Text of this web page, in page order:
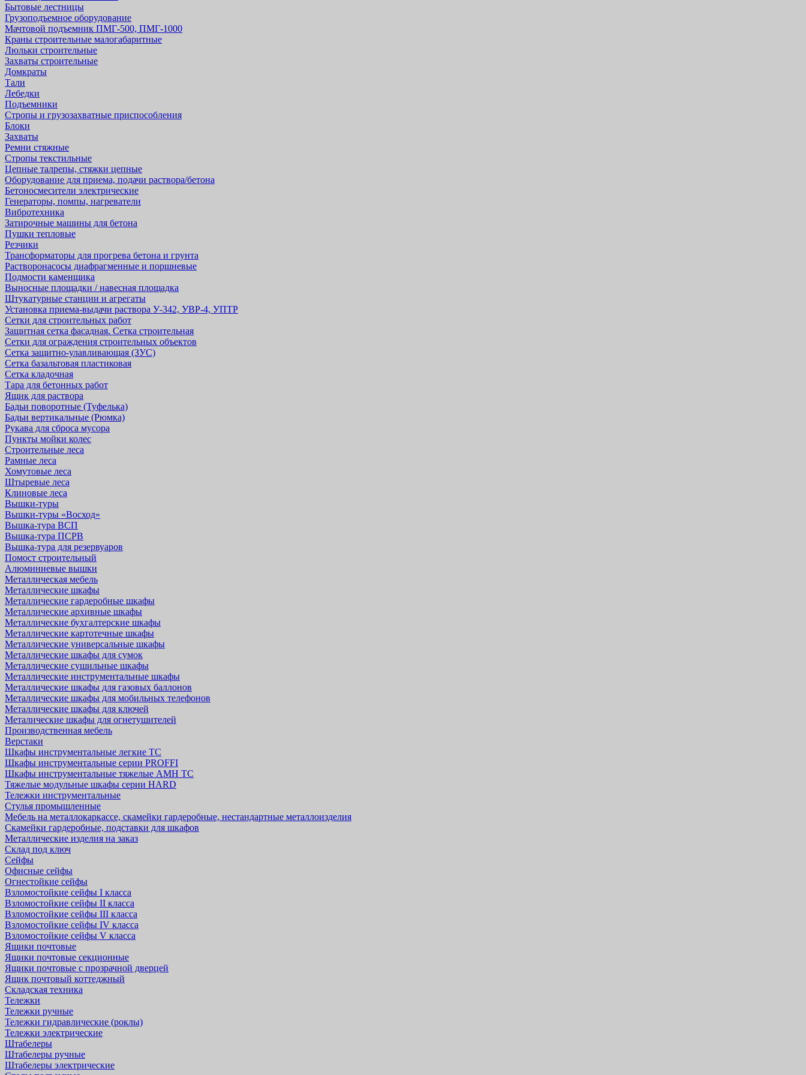
Бытовые лестницы
Грузоподъемное оборудование
Мачтовой подъемник ПМГ-500, ПМГ-1000
Краны строительные малогабаритные
Люльки строительные
Захваты строительные
Домкраты
Тали
Лебедки
Подъемники
Стропы и грузозахватные приспособления
Блоки
Захваты
Ремни стяжные
Стропы текстильные
Цепные талрепы, стяжки цепные
Оборудование для приема, подачи раствора/бетона
Бетоносмесители электрические
Генераторы, помпы, нагреватели
Вибротехника
Затирочные машины для бетона
Пушки тепловые
Резчики
Трансформаторы для прогрева бетона и грунта
Растворонасосы диафрагменные и поршневые
Подмости каменщика
Выносные площадки / навесная площадка
Штукатурные станции и агрегаты
Установка приема-выдачи раствора У-342, УВР-4, УПТР
Сетки для строительных работ
Защитная cетка фасадная. Сетка строительная
Сетки для ограждения строительных объектов
Сетка защитно-улавливающая (ЗУС)
Сетка базальтовая пластиковая
Сетка кладочная
Тара для бетонных работ
Ящик для раствора
Бадьи поворотные (Туфелька)
Бадьи вертикальные (Рюмка)
Рукава для сброса мусора
Пункты мойки колес
Строительные леса
Рамные леса
Хомутовые леса
Штыревые леса
Клиновые леса
Вышки-туры
Вышки-туры «Восход»
Вышка-тура ВСП
Вышка-тура ПСРВ
Вышка-тура для резервуаров
Помост строительный
Алюминиевые вышки
Металлическая мебель
Металлические шкафы
Металлические гардеробные шкафы
Металлические архивные шкафы
Металлические бухгалтерские шкафы
Металлические картотечные шкафы
Металлические универсальные шкафы
Металлические шкафы для сумок
Металлические сушильные шкафы
Металлические инструментальные шкафы
Металлические шкафы для газовых баллонов
Металлические шкафы для мобильных телефонов
Металлические шкафы для ключей
Металические шкафы для огнетушителей
Производственная мебель
Верстаки
Шкафы инструментальные легкие ТС
Шкафы инструментальные серии PROFFI
Шкафы инструментальные тяжелые AMH TC
Тяжелые модульные шкафы серии HARD
Тележки инструментальные
Стулья промышленные
Мебель на металлокаркассе, скамейки гардеробные, нестандартные металлоизделия
Скамейки гардеробные, подставки для шкафов
Металлические изделия на заказ
Склад под ключ
Сейфы
Офисные сейфы
Огнестойкие сейфы
Взломостойкие сейфы I класса
Взломостойкие сейфы II класса
Взломостойкие сейфы III класса
Взломостойкие сейфы IV класса
Взломостойкие сейфы V класса
Ящики почтовые
Ящики почтовые секционные
Ящики почтовые с прозрачной дверцей
Ящик почтовый коттеджный
Складская техника
Тележки
Тележки ручные
Тележки гидравлические (роклы)
Тележки электрические
Штабелеры
Штабелеры ручные
Штабелеры электрические